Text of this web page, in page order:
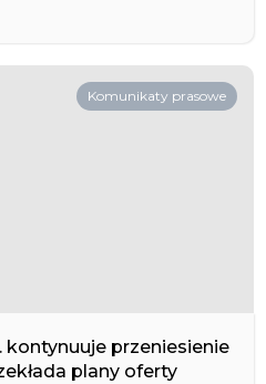
Komunikaty prasowe
kontynuuje przeniesienie
plany oferty